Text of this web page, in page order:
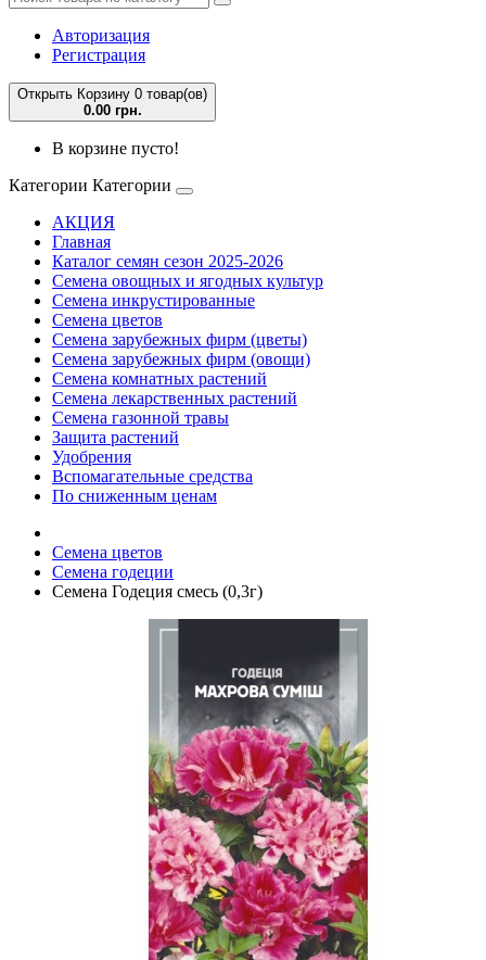
Авторизация
Регистрация
Открыть Корзину 0 товар(ов)
0.00 грн.
В корзине пусто!
Категории Категории
АКЦИЯ
Главная
Каталог семян сезон 2025-2026
Семена овощных и ягодных культур
Семена инкрустированные
Семена цветов
Семена зарубежных фирм (цветы)
Семена зарубежных фирм (овощи)
Семена комнатных растений
Семена лекарственных растений
Семена газонной травы
Защита растений
Удобрения
Вспомагательные средства
По сниженным ценам
Семена цветов
Семена годеции
Семена Годеция смесь (0,3г)